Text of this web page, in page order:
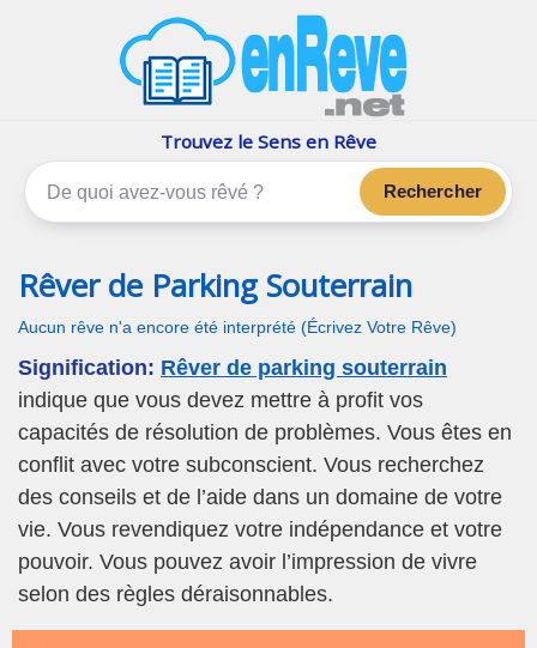
Les rêves, c'est plus que çaTrouvez le Sens en Rêve
Rechercher
Rêver de Parking Souterrain
Aucun rêve n'a encore été interprété (Écrivez Votre Rêve)
Signification: Rêver de parking souterrain
indique que vous devez mettre à profit vos
capacités de résolution de problèmes. Vous êtes en
conflit avec votre subconscient. Vous recherchez
des conseils et de l’aide dans un domaine de votre
vie. Vous revendiquez votre indépendance et votre
pouvoir. Vous pouvez avoir l’impression de vivre
selon des règles déraisonnables.